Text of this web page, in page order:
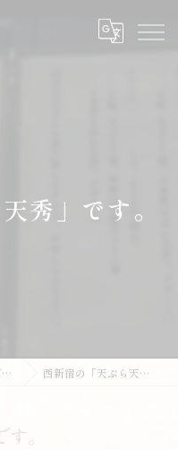
秀」です。
西新宿の「天ぷら天秀」です。
。